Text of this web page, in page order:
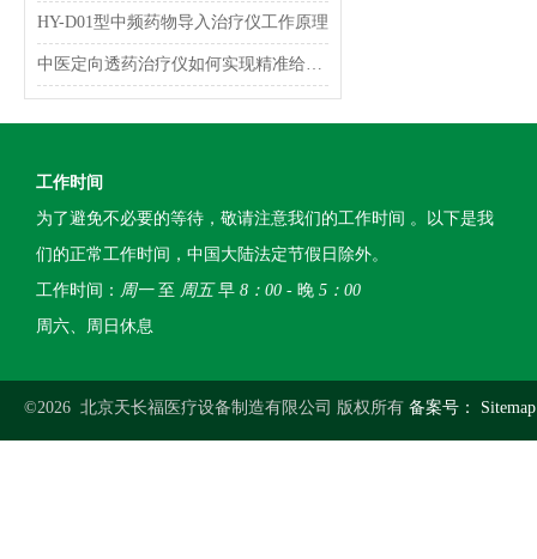
HY-D01型中频药物导入治疗仪工作原理
中医定向透药治疗仪如何实现精准给药？
工作时间
为了避免不必要的等待，敬请注意我们的工作时间 。以下是我
们的正常工作时间，中国大陆法定节假日除外。
工作时间： 周一至 周五早 8：00 - 晚 5：00
周六、周日休息
©2026 北京天长福医疗设备制造有限公司 版权所有 备案号：